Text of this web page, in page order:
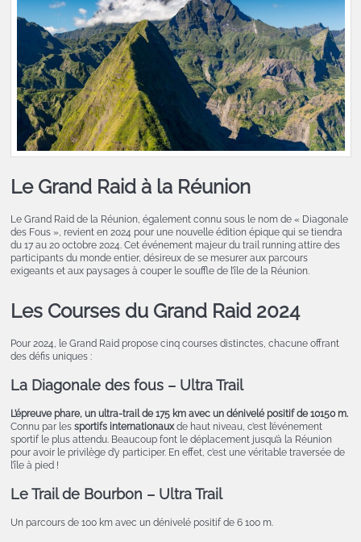
Le Grand Raid à la Réunion
Le Grand Raid de la Réunion, également connu sous le nom de « Diagonale
des Fous », revient en 2024 pour une nouvelle édition épique qui se tiendra
du 17 au 20 octobre 2024. Cet événement majeur du trail running attire des
participants du monde entier, désireux de se mesurer aux parcours
exigeants et aux paysages à couper le souffle de l’île de la Réunion.
Les Courses du Grand Raid 2024
Pour 2024, le Grand Raid propose cinq courses distinctes, chacune offrant
des défis uniques :
La Diagonale des fous – Ultra Trail
L’épreuve phare, un ultra-trail de 175 km avec un dénivelé positif de 10150 m.
Connu par les sportifs internationauxde haut niveau, c’est l’événement
sportif le plus attendu. Beaucoup font le déplacement jusqu’à la Réunion
pour avoir le privilège d’y participer. En effet, c’est une véritable traversée de
l’île à pied !
Le Trail de Bourbon – Ultra Trail
Un parcours de 100 km avec un dénivelé positif de 6 100 m.